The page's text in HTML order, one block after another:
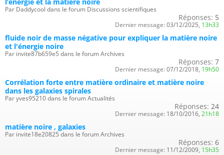
l’énergie et la matière noire
Par Daddycool dans le forum Discussions scientifiques
Réponses: 5
Dernier message: 03/12/2025, 13h33
fluide noir de masse négative pour expliquer la matière noire
et l'énergie noire
Par invite87b659e5 dans le forum Archives
Réponses: 7
Dernier message: 07/12/2018, 19h50
Corrélation forte entre matière ordinaire et matière noire
dans les galaxies spirales
Par yves95210 dans le forum Actualités
Réponses: 24
Dernier message: 18/10/2016, 21h18
matière noire , galaxies
Par invite18e20825 dans le forum Archives
Réponses: 6
Dernier message: 11/12/2009, 15h35